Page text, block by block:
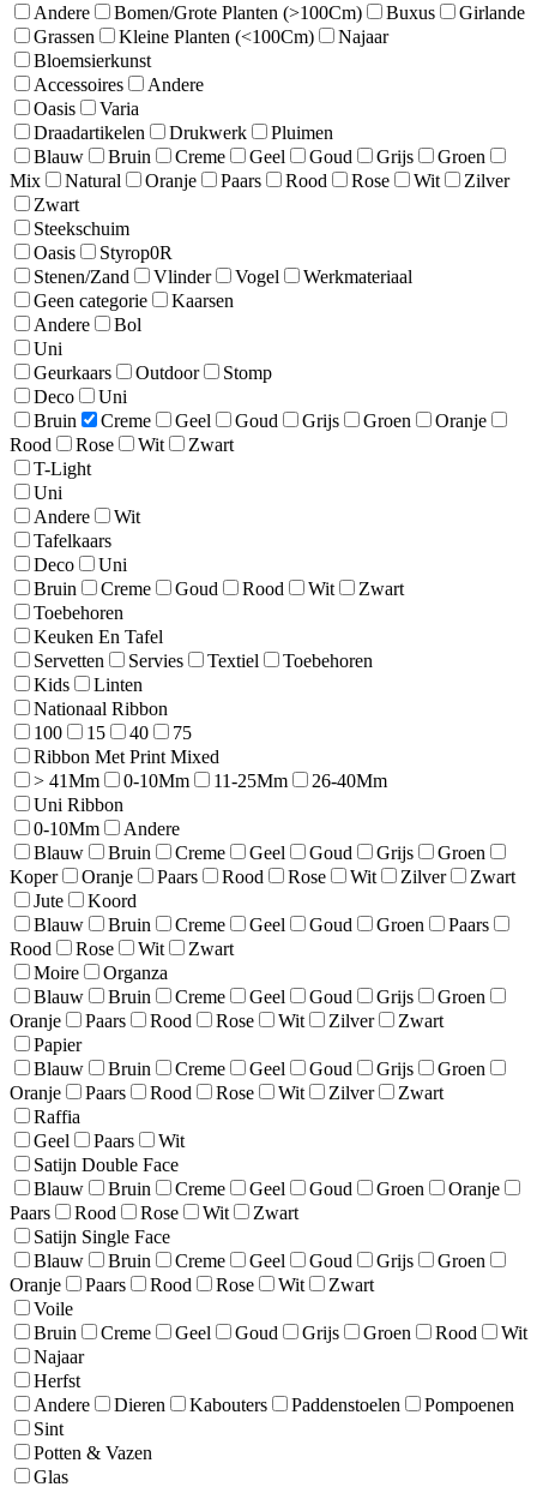
Andere
Bomen/Grote Planten (>100Cm) Buxus
Girlande
Grassen
Kleine Planten (<100Cm)
Najaar
Bloemsierkunst
Accessoires
Andere
Oasis
Varia
Draadartikelen
Drukwerk
Pluimen
Blauw
Bruin Creme Geel Goud Grijs
Groen
Mix
Natural Oranje Paars Rood Rose Wit
Zilver
Zwart
Steekschuim
Oasis
Styrop0R
Stenen/Zand
Vlinder Vogel
Werkmateriaal
Geen categorie
Kaarsen
Andere
Bol
Uni
Geurkaars
Outdoor
Stomp
Deco
Uni
Bruin
Creme Geel Goud Grijs Groen
Oranje
Rood
Rose Wit
Zwart
T-Light
Uni
Andere
Wit
Tafelkaars
Deco
Uni
Bruin
Creme Goud Rood Wit
Zwart
Toebehoren
Keuken En Tafel
Servetten
Servies Textiel
Toebehoren
Kids
Linten
Nationaal Ribbon
100
15 40
75
Ribbon Met Print Mixed
> 41Mm
0-10Mm 11-25Mm
26-40Mm
Uni Ribbon
0-10Mm
Andere
Blauw
Bruin Creme Geel Goud Grijs
Groen
Koper
Oranje Paars Rood Rose Wit Zilver
Zwart
Jute
Koord
Blauw
Bruin Creme Geel Goud Groen
Paars
Rood
Rose Wit
Zwart
Moire
Organza
Blauw
Bruin Creme Geel Goud Grijs
Groen
Oranje
Paars Rood Rose Wit Zilver
Zwart
Papier
Blauw
Bruin Creme Geel Goud Grijs
Groen
Oranje
Paars Rood Rose Wit Zilver
Zwart
Raffia
Geel
Paars
Wit
Satijn Double Face
Blauw
Bruin Creme Geel Goud Groen
Oranje
Paars
Rood Rose Wit
Zwart
Satijn Single Face
Blauw
Bruin Creme Geel Goud Grijs
Groen
Oranje
Paars Rood Rose Wit
Zwart
Voile
Bruin
Creme Geel Goud Grijs Groen Rood
Wit
Najaar
Herfst
Andere
Dieren Kabouters Paddenstoelen
Pompoenen
Sint
Potten & Vazen
Glas